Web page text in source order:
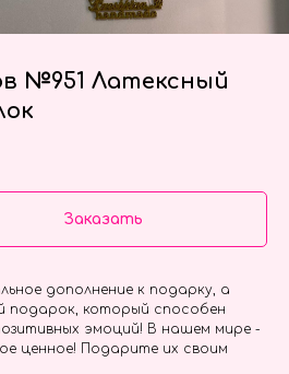
№951 Латексный
Заказать
дополнение к подарку, а
подарок, который способен
эмоций! В нашем мире -
ценное! Подарите их своим